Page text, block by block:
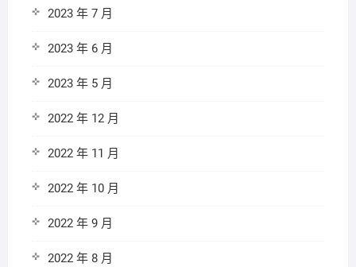
2023 年 7 月
2023 年 6 月
2023 年 5 月
2022 年 12 月
2022 年 11 月
2022 年 10 月
2022 年 9 月
2022 年 8 月